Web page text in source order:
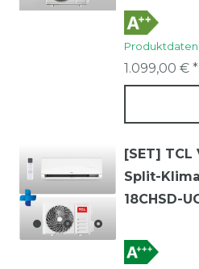
1.099,00 € *
[SET] TCL
Split-
18CHSD-